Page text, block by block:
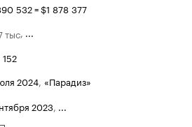
532 = $1 878 377
тыс, ...
2024 «Парадиз»
2023, ...